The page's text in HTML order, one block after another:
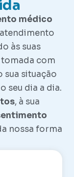
médico
às suas
tomada com
sua situação
seu dia a dia.
, à sua
nossa forma